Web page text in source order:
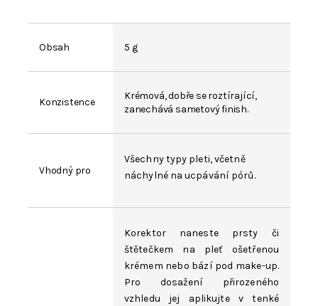
Obsah 5 g
Konzistence
Krémová, dobře se roztírající,
zanechává sametový finish.
Vhodný pro
Všechny typy pleti, včetně
náchylné na ucpávání pórů.
Korektor naneste prsty či
štětečkem na pleť ošetřenou
krémem nebo bází pod make-up.
Pro dosažení přirozeného
vzhledu jej aplikujte v tenké